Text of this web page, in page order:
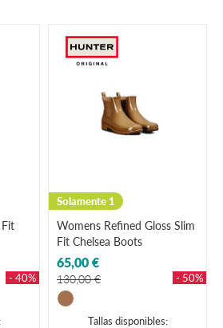
- 40%
Solamente 1
Womens Refined Gloss Slim
Fit Chelsea Boots
65,00 €
130,00 € - 50%
Tallas disponibles: